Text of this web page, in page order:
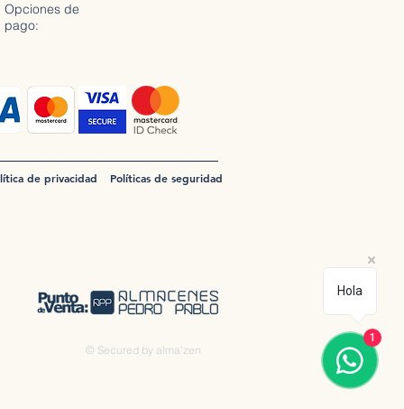
Opciones de
pago:
Políticas de seguridad
de privacidad
© Secured by alma'zen
Hola
1